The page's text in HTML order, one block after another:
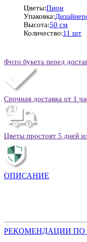
Цветы:Пион
Упаковка:
Высота:50 см
Количество:11 шт
Фото букета перед
Срочная доставка от 1
Цветы простоят 5 дней
ОПИСАНИЕ
РЕКОМЕНДАЦИИ ПО